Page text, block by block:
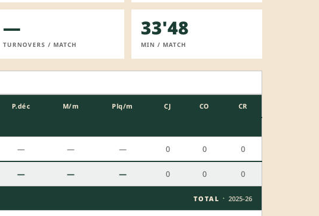
—
TURNOVERS / MATCH
33'48
MIN / MATCH
P.déc M/m Plq/m CJ CO CR
— — — 0 0 0
— — — 0 0 0
TOTAL · 2025-26